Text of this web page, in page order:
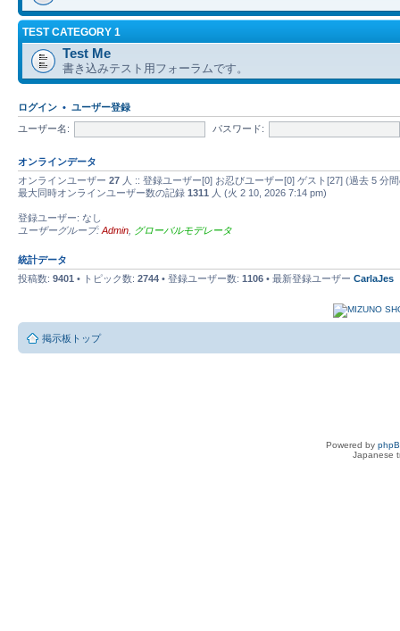
TEST CATEGORY 1
Test Me
書き込みテスト用フォーラムです。
ログイン • ユーザー登録
ユーザー名: パスワード:
オンラインデータ
オンラインユーザー 27 人 :: 登録ユーザー[0] お忍びユーザー[0] ゲスト[27] (過去 5 分
最大同時オンラインユーザー数の記録 1311 人 (火 2 10, 2026 7:14 pm)
登録ユーザー: なし
ユーザーグループ: Admin グローバルモデレータ
統計データ
投稿数: 9401 • トピック数: 2744 • 登録ユーザー数: 1106 • 最新登録ユーザー CarlaJes
掲示板トップ
Powered by
Japanese